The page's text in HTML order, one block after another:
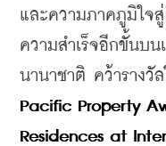
และความภาคภูมิใจ
ความสำเร็จอีกขั้นบ
นานาชาติ คว้ารางวั
Pacific Property
Residences at